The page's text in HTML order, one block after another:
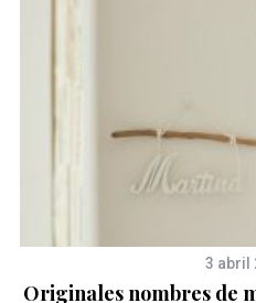
3 abril
Originales nombres de